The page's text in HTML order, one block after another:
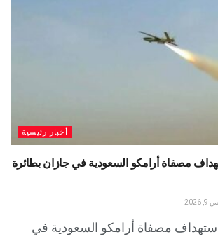
أخبار رئيسية
مصفاة أرامكو السعودية في جازان بطائرة
استهداف مصفاة أرامكو السعودية في